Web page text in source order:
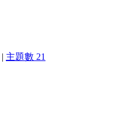
| 主題數 21